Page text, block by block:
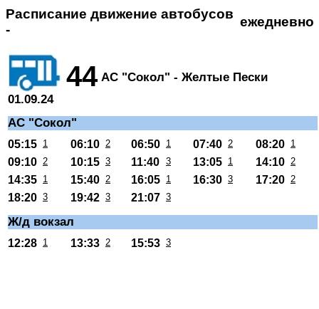
Расписание движение автобусов
-
ежедневно
44 АС "Сокол" - Желтые Пески
01.09.24
АС "Сокол"
05:15 1 06:10 2 06:50 1 07:40 2 08:20 1
09:10 2 10:15 3 11:40 3 13:05 1 14:10 2
14:35 1 15:40 2 16:05 1 16:30 3 17:20 2
18:20 3 19:42 3 21:07 3
Ж/д вокзал
12:28 1 13:33 2 15:53 3